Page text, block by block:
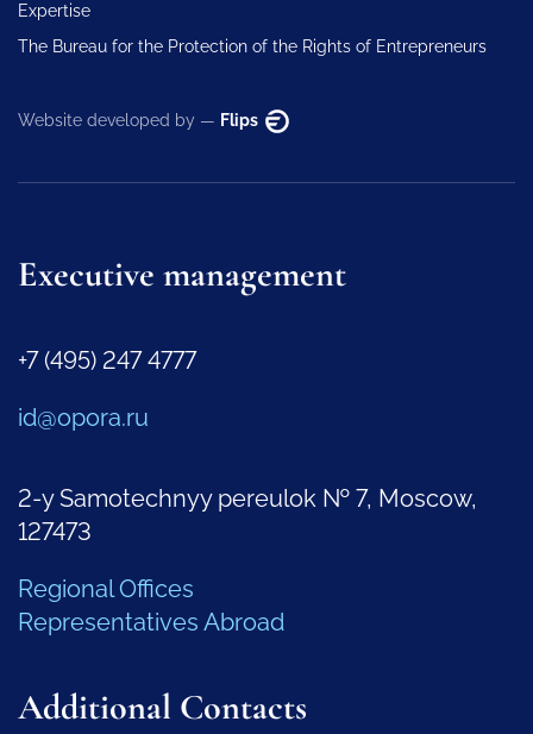
Expertise
The Bureau for the Protection of the Rights of Entrepreneurs
Website developed by — Flips
Executive management
+7 (495) 247 4777
id@opora.ru
2-y Samotechnyy pereulok № 7, Moscow,
127473
Regional Offices
Representatives Abroad
Additional Contacts